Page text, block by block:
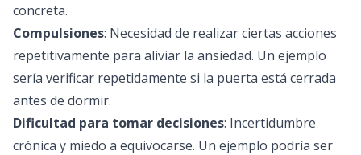
concreta.
Compulsiones: Necesidad de realizar ciertas acciones
repetitivamente para aliviar la ansiedad. Un ejemplo
sería verificar repetidamente si la puerta está cerrada
antes de dormir.
Dificultad para tomar decisiones: Incertidumbre
crónica y miedo a equivocarse. Un ejemplo podría ser